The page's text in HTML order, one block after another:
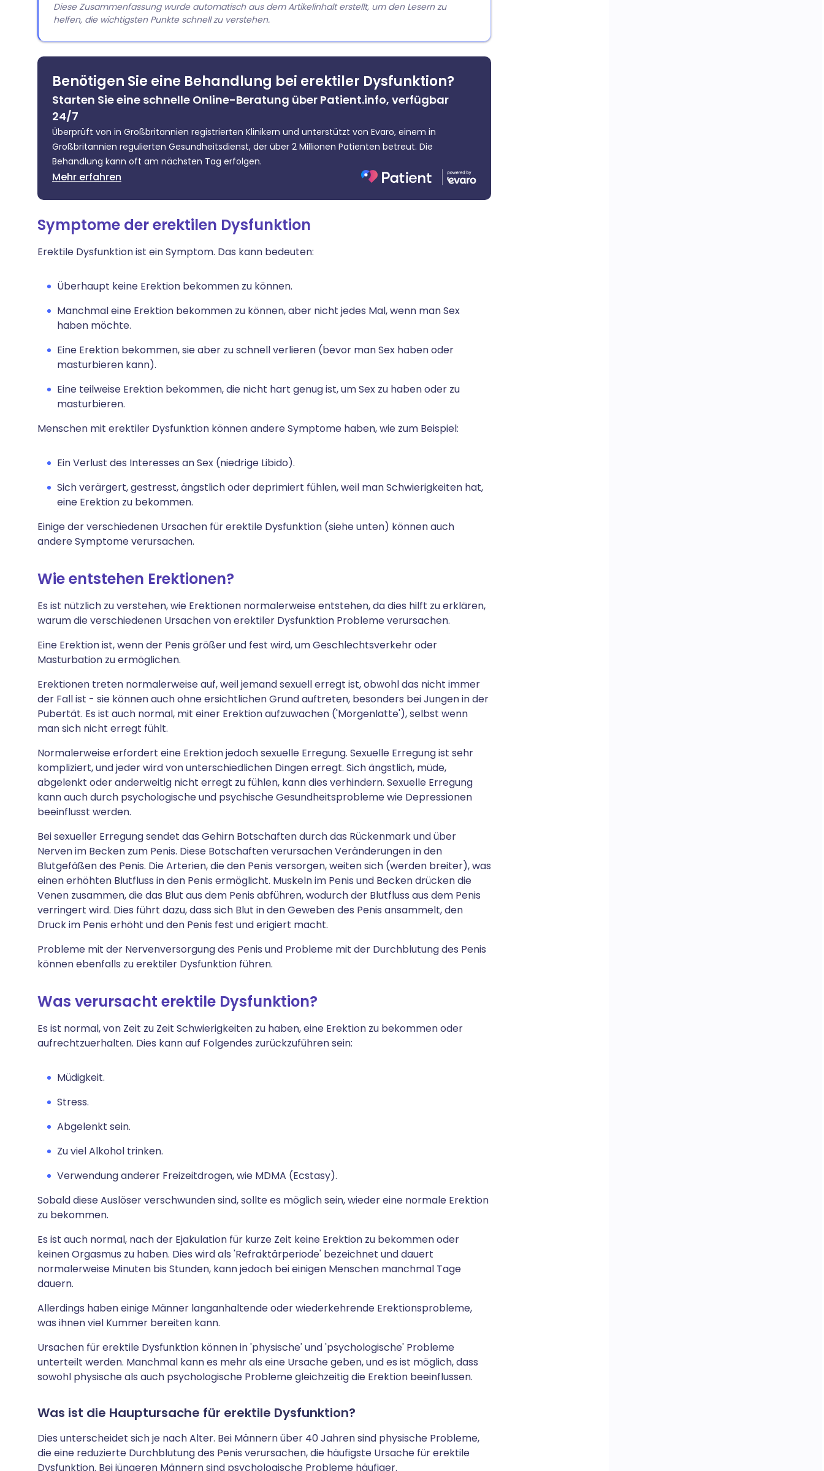
Diese Zusammenfassung wurde automatisch aus dem Artikelinhalt erstellt, um den Lesern zu
helfen, die wichtigsten Punkte schnell zu verstehen.
Benötigen Sie eine Behandlung bei erektiler Dysfunktion?
Starten Sie eine schnelle Online-Beratung über Patient.info, verfügbar
24/7
Überprüft von in Großbritannien registrierten Klinikern und unterstützt von Evaro, einem in
Großbritannien regulierten Gesundheitsdienst, der über 2 Millionen Patienten betreut. Die
Behandlung kann oft am nächsten Tag erfolgen.
Mehr erfahren
Symptome der erektilen Dysfunktion
Erektile Dysfunktion ist ein Symptom. Das kann bedeuten:
Überhaupt keine Erektion bekommen zu können.
Manchmal eine Erektion bekommen zu können, aber nicht jedes Mal, wenn man Sex
haben möchte.
Eine Erektion bekommen, sie aber zu schnell verlieren (bevor man Sex haben oder
masturbieren kann).
Eine teilweise Erektion bekommen, die nicht hart genug ist, um Sex zu haben oder zu
masturbieren.
Menschen mit erektiler Dysfunktion können andere Symptome haben, wie zum Beispiel:
Ein Verlust des Interesses an Sex (niedrige Libido).
Sich verärgert, gestresst, ängstlich oder deprimiert fühlen, weil man Schwierigkeiten hat,
eine Erektion zu bekommen.
Einige der verschiedenen Ursachen für erektile Dysfunktion (siehe unten) können auch
andere Symptome verursachen.
Wie entstehen Erektionen?
Es ist nützlich zu verstehen, wie Erektionen normalerweise entstehen, da dies hilft zu erklären,
warum die verschiedenen Ursachen von erektiler Dysfunktion Probleme verursachen.
Eine Erektion ist, wenn der Penis größer und fest wird, um Geschlechtsverkehr oder
Masturbation zu ermöglichen.
Erektionen treten normalerweise auf, weil jemand sexuell erregt ist, obwohl das nicht immer
der Fall ist - sie können auch ohne ersichtlichen Grund auftreten, besonders bei Jungen in der
Pubertät. Es ist auch normal, mit einer Erektion aufzuwachen ('Morgenlatte'), selbst wenn
man sich nicht erregt fühlt.
Normalerweise erfordert eine Erektion jedoch sexuelle Erregung. Sexuelle Erregung ist sehr
kompliziert, und jeder wird von unterschiedlichen Dingen erregt. Sich ängstlich, müde,
abgelenkt oder anderweitig nicht erregt zu fühlen, kann dies verhindern. Sexuelle Erregung
kann auch durch psychologische und psychische Gesundheitsprobleme wie Depressionen
beeinflusst werden.
Bei sexueller Erregung sendet das Gehirn Botschaften durch das Rückenmark und über
Nerven im Becken zum Penis. Diese Botschaften verursachen Veränderungen in den
Blutgefäßen des Penis. Die Arterien, die den Penis versorgen, weiten sich (werden breiter), was
einen erhöhten Blutfluss in den Penis ermöglicht. Muskeln im Penis und Becken drücken die
Venen zusammen, die das Blut aus dem Penis abführen, wodurch der Blutfluss aus dem Penis
verringert wird. Dies führt dazu, dass sich Blut in den Geweben des Penis ansammelt, den
Druck im Penis erhöht und den Penis fest und erigiert macht.
Probleme mit der Nervenversorgung des Penis und Probleme mit der Durchblutung des Penis
können ebenfalls zu erektiler Dysfunktion führen.
Was verursacht erektile Dysfunktion?
Es ist normal, von Zeit zu Zeit Schwierigkeiten zu haben, eine Erektion zu bekommen oder
aufrechtzuerhalten. Dies kann auf Folgendes zurückzuführen sein:
Müdigkeit.
Stress.
Abgelenkt sein.
Zu viel Alkohol trinken.
Verwendung anderer Freizeitdrogen, wie MDMA (Ecstasy).
Sobald diese Auslöser verschwunden sind, sollte es möglich sein, wieder eine normale Erektion
zu bekommen.
Es ist auch normal, nach der Ejakulation für kurze Zeit keine Erektion zu bekommen oder
keinen Orgasmus zu haben. Dies wird als 'Refraktärperiode' bezeichnet und dauert
normalerweise Minuten bis Stunden, kann jedoch bei einigen Menschen manchmal Tage
dauern.
Allerdings haben einige Männer langanhaltende oder wiederkehrende Erektionsprobleme,
was ihnen viel Kummer bereiten kann.
Ursachen für erektile Dysfunktion können in 'physische' und 'psychologische' Probleme
unterteilt werden. Manchmal kann es mehr als eine Ursache geben, und es ist möglich, dass
sowohl physische als auch psychologische Probleme gleichzeitig die Erektion beeinflussen.
Was ist die Hauptursache für erektile Dysfunktion?
Dies unterscheidet sich je nach Alter. Bei Männern über 40 Jahren sind physische Probleme,
die eine reduzierte Durchblutung des Penis verursachen, die häufigste Ursache für erektile
Dysfunktion. Bei jüngeren Männern sind psychologische Probleme häufiger.